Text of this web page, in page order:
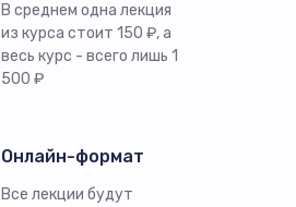
В среднем одна лекция
из курса стоит 150 ₽, а
весь курс - всего лишь 1
500 ₽
Онлайн-формат
Все лекции будут